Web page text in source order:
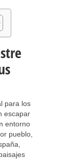
para los
escapar
entorno
pueblo,